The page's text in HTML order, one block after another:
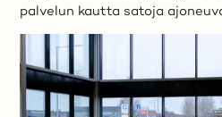
palvelun kautta satoja